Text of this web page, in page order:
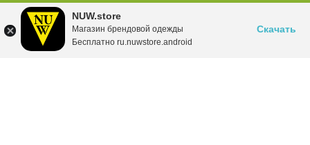
NUW.store
Магазин брендовой одежды
Бесплатно ru.nuwstore.android
Скачать